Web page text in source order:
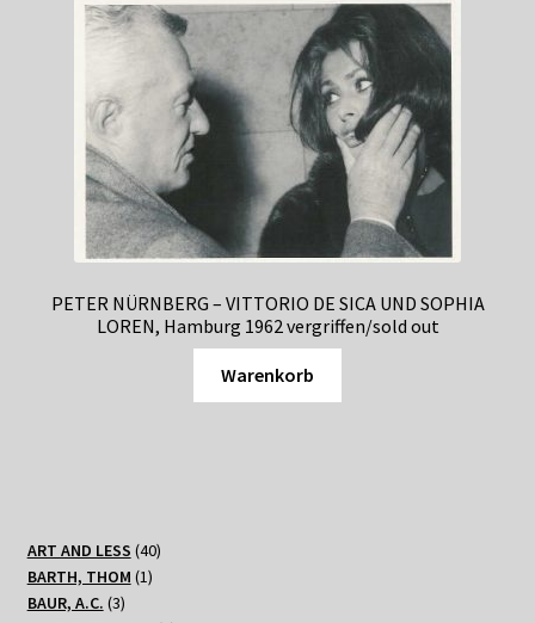
PETER NÜRNBERG – VITTORIO DE SICA UND SOPHIA
LOREN, Hamburg 1962 vergriffen/sold out
Warenkorb
ART AND LESS 4040
BARTH, THOM 11
BAUR, A.C. 33